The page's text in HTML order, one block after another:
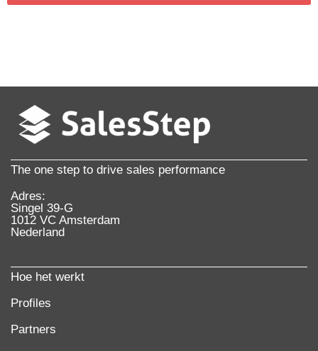
The one step to drive sales performance
Adres:
Singel 39-G
1012 VC Amsterdam
Nederland
Hoe het werkt
Profiles
Partners